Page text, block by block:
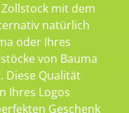
mit dem
natürlich
oder Ihres
von Bauma
Diese Qualität
Ihres Logos
Geschenk